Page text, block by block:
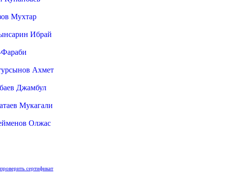
Мухтар
Ибрай
Ахмет
Джамбул
Мукагали
Олжас
проверить сертификат